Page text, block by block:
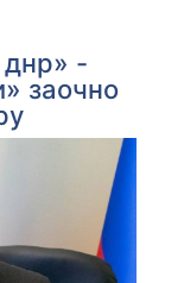
-
заочно